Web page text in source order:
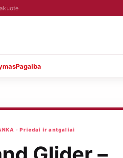
Pagalba
· Priedai ir antgaliai